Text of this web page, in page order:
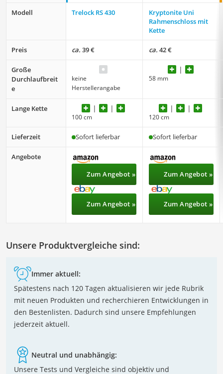
Modell Trelock RS 430
Kryptonite Uni
Rahmenschloss mit
Kette
Preis ca. 39 € ca. 42 €
Große
Durchlaufbreit
e
keine
Herstellerangabe
58 mm
Lange Kette
100 cm 120 cm
Lieferzeit Sofort lieferbar Sofort lieferbar
Angebote
Zum Angebot »
Zum Angebot »
Zum Angebot »
Zum Angebot »
Unsere Produktvergleiche sind:
Immer aktuell:
Spätestens nach 120 Tagen aktualisieren wir jede Rubrik
mit neuen Produkten und recherchieren Entwicklungen in
den Bestenlisten. Dadurch sind unsere Empfehlungen
jederzeit aktuell.
Neutral und unabhängig:
Unsere Tests und Vergleiche sind objektiv und